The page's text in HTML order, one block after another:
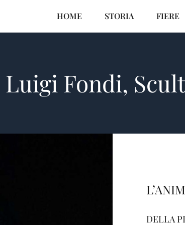
HOME STORIA FIERE
Luigi Fondi,
DELLA